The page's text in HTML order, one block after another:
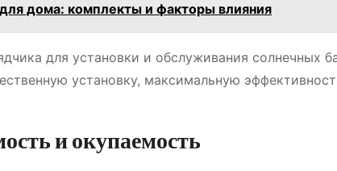
дома: комплекты и факторы влияния
для установки и обслуживания солнечных
установку, максимальную
и окупаемость